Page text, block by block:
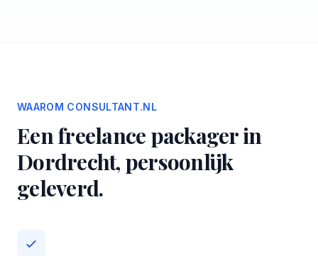
WAAROM CONSULTANT.NL
Een freelance packager in
Dordrecht, persoonlijk
geleverd.